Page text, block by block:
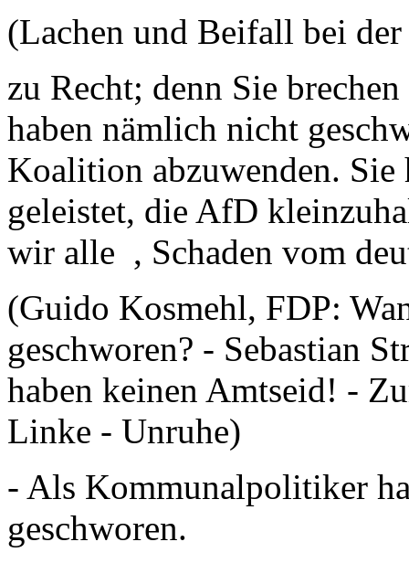
(Lachen und Beifall bei
zu Recht; denn Sie
haben nämlich nicht
Koalition abzuwenden. Sie
geleistet, die AfD
wir alle , Schaden vom
(Guido Kosmehl, FDP:
geschworen? - Sebastian
haben keinen Amtseid! -
Linke - Unruhe)
- Als Kommunalpolitiker
geschworen.